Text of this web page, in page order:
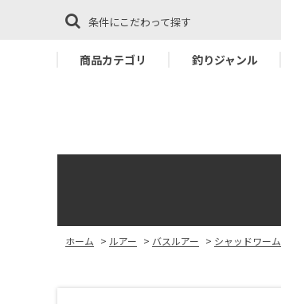
条件にこだわって探す
商品カテゴリ 釣りジャンル
ホーム > ルアー > バスルアー > シャッドワーム